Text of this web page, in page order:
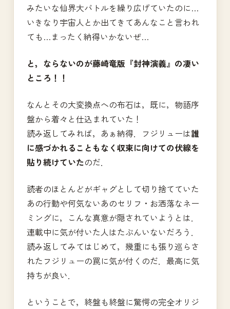
みたいな仙界大バトルを繰り広げていたのに…
いきなり宇宙人とか出てきてあんなこと言われ
ても…まったく納得いかないぜ…
と，ならないのが藤崎竜版『封神演義』の凄い
ところ！！
なんとその大変換点への布石は，既に，物語序
盤から着々と仕込まれていた！
読み返してみれば，あぁ納得．フジリューは誰
に感づかれることもなく収束に向けての伏線を
貼り続けていたのだ．
読者のほとんどがギャグとして切り捨てていた
あの行動や何気ないあのセリフ・お洒落なネー
ミングに，こんな真意が隠されていようとは．
連載中に気が付いた人はたぶんいないだろう．
読み返してみてはじめて，幾重にも張り巡らさ
れたフジリューの罠に気が付くのだ．最高に気
持ちが良い．
ということで，終盤も終盤に驚愕の完全オリジ